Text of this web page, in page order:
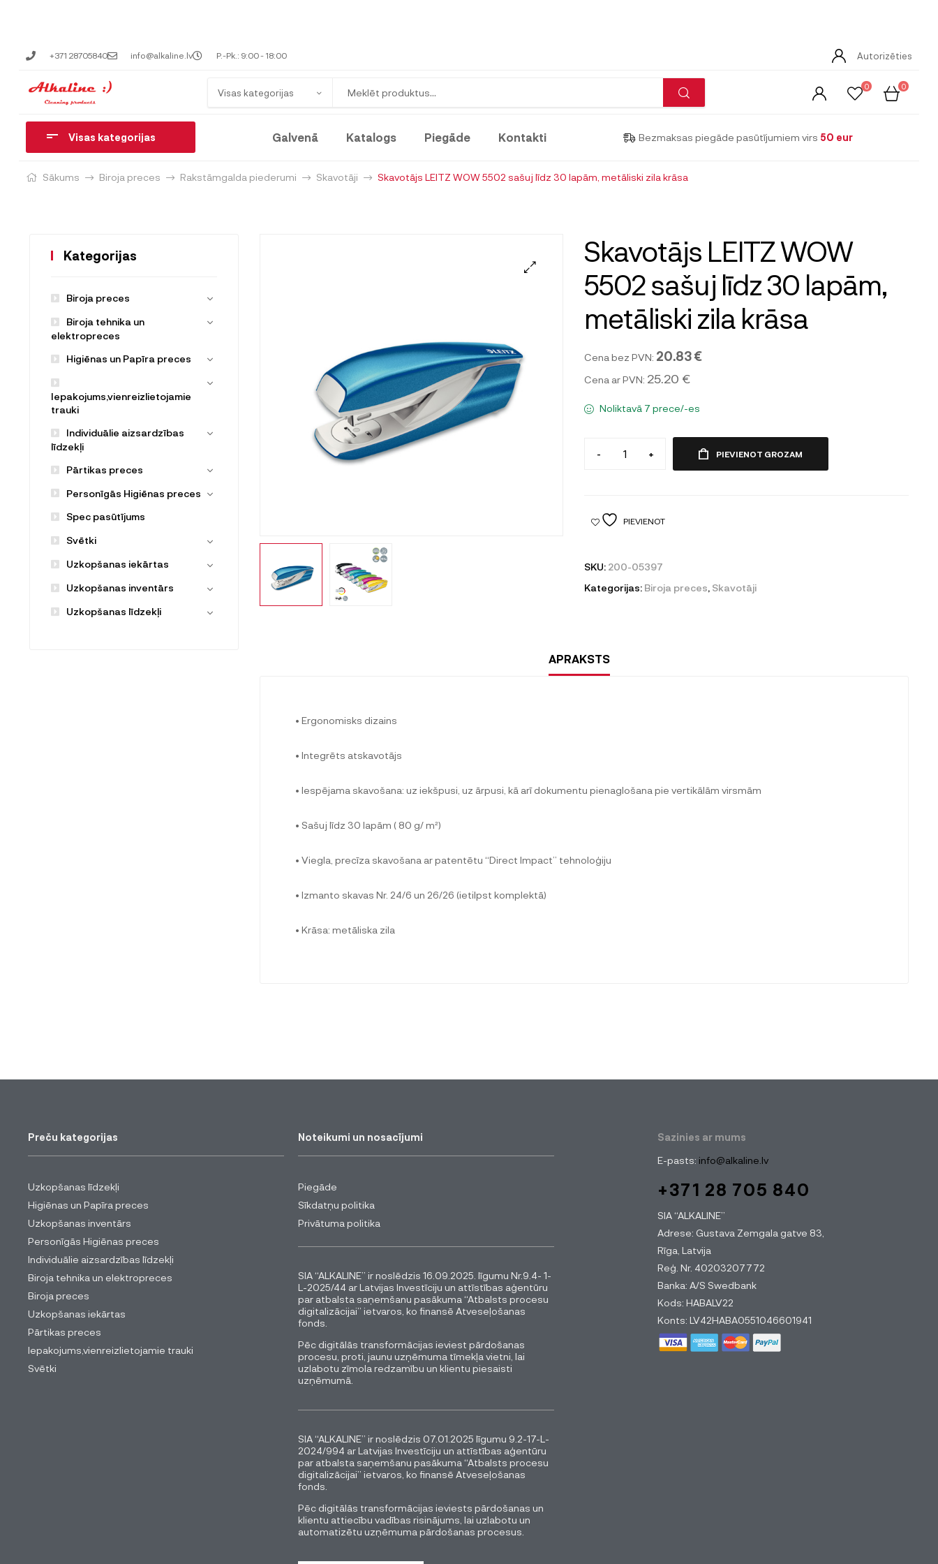
+371 28705840 info@alkaline.lv P.-Pk.: 9:00 - 18:00 Autorizēties
Visas kategorijas
0 0
Visas kategorijas Galvenā Katalogs Piegāde Kontakti Bezmaksas piegāde pasūtījumiem virs 50 eur
Sākums Biroja preces Rakstāmgalda piederumi Skavotāji Skavotājs LEITZ WOW 5502 sašuj līdz 30 lapām, metāliski zila krāsa
Skavotājs LEITZ WOW
5502 sašuj līdz 30 lapām,
metāliski zila krāsa
Cena bez PVN: 20.83 €
Cena ar PVN: 25.20 €
Noliktavā 7 prece/-es
- + PIEVIENOT GROZAM
PIEVIENOT
SKU: 200-05397
Kategorijas: Biroja preces, Skavotāji
APRAKSTS
• Ergonomisks dizains
• Integrēts atskavotājs
• Iespējama skavošana: uz iekšpusi, uz ārpusi, kā arī dokumentu pienaglošana pie vertikālām virsmām
• Sašuj līdz 30 lapām ( 80 g/ m²)
• Viegla, precīza skavošana ar patentētu “Direct Impact” tehnoloģiju
• Izmanto skavas Nr. 24/6 un 26/26 (ietilpst komplektā)
• Krāsa: metāliska zila
Kategorijas
Biroja preces
Biroja tehnika un
elektropreces
Higiēnas un Papīra preces
Iepakojums,vienreizlietojamie
trauki
Individuālie aizsardzības
līdzekļi
Pārtikas preces
Personīgās Higiēnas preces
Spec pasūtījums
Svētki
Uzkopšanas iekārtas
Uzkopšanas inventārs
Uzkopšanas līdzekļi
Preču kategorijas
Uzkopšanas līdzekļi
Higiēnas un Papīra preces
Uzkopšanas inventārs
Personīgās Higiēnas preces
Individuālie aizsardzības līdzekļi
Biroja tehnika un elektropreces
Biroja preces
Uzkopšanas iekārtas
Pārtikas preces
Iepakojums,vienreizlietojamie trauki
Svētki
Noteikumi un nosacījumi
Piegāde
Sīkdatņu politika
Privātuma politika
SIA “ALKALINE” ir noslēdzis 16.09.2025. līgumu Nr.9.4- 1-
L-2025/44 ar Latvijas Investīciju un attīstības aģentūru
par atbalsta saņemšanu pasākuma “Atbalsts procesu
digitalizācijai” ietvaros, ko finansē Atveseļošanas
fonds.
Pēc digitālās transformācijas ieviest pārdošanas
procesu, proti, jaunu uzņēmuma tīmekļa vietni, lai
uzlabotu zīmola redzamību un klientu piesaisti
uzņēmumā.
SIA “ALKALINE” ir noslēdzis 07.01.2025 līgumu 9.2-17-L-
2024/994 ar Latvijas Investīciju un attīstības aģentūru
par atbalsta saņemšanu pasākuma “Atbalsts procesu
digitalizācijai” ietvaros, ko finansē Atveseļošanas
fonds.
Pēc digitālās transformācijas ieviests pārdošanas un
klientu attiecību vadības risinājums, lai uzlabotu un
automatizētu uzņēmuma pārdošanas procesus.
Sazinies ar mums
E-pasts: info@alkaline.lv
+371 28 705 840
SIA “ALKALINE”
Adrese: Gustava Zemgala gatve 83,
Rīga, Latvija
Reģ. Nr. 40203207772
Banka: A/S Swedbank
Kods: HABALV22
Konts: LV42HABA0551046601941